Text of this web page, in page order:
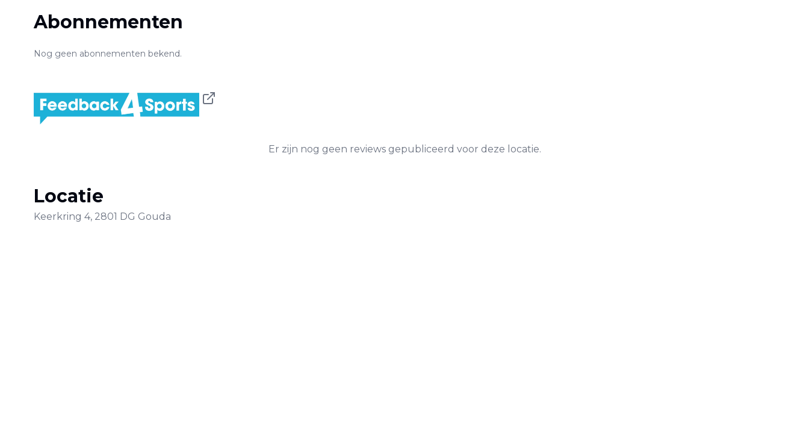
Abonnementen
Nog geen abonnementen bekend.
Er zijn nog geen reviews gepubliceerd voor deze locatie.
Locatie
Keerkring 4, 2801 DG Gouda